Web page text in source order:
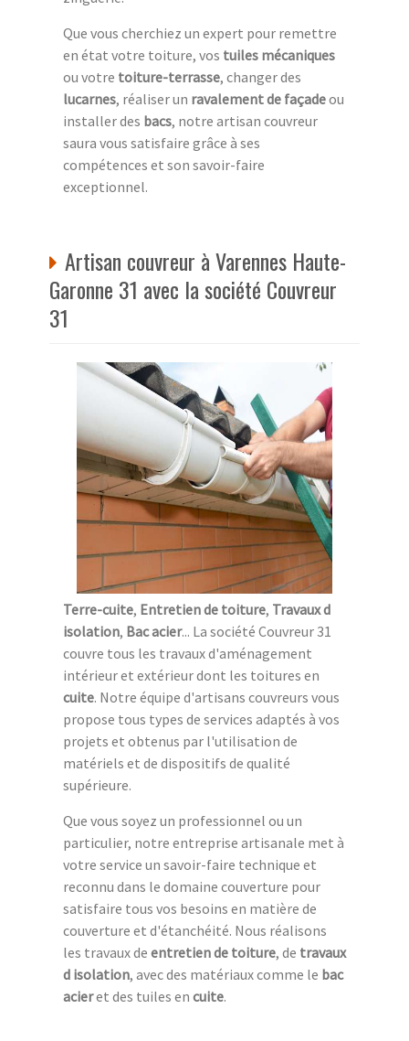
Que vous cherchiez un expert pour remettre
en état votre toiture, vos tuiles mécaniques
ou votre toiture-terrasse, changer des
lucarnes, réaliser un ravalement de façadeou
installer des bacs, notre artisan couvreur
saura vous satisfaire grâce à ses
compétences et son savoir-faire
exceptionnel.
Artisan couvreur à Varennes Haute-
Garonne 31 avec la société Couvreur
31
Terre-cuite, Entretien de toiture, Travaux d
isolation, Bac acier... La société Couvreur 31
couvre tous les travaux d'aménagement
intérieur et extérieur dont les toitures en
cuite. Notre équipe d'artisans couvreurs vous
propose tous types de services adaptés à vos
projets et obtenus par l'utilisation de
matériels et de dispositifs de qualité
supérieure.
Que vous soyez un professionnel ou un
particulier, notre entreprise artisanale met à
votre service un savoir-faire technique et
reconnu dans le domaine couverture pour
satisfaire tous vos besoins en matière de
couverture et d'étanchéité. Nous réalisons
les travaux de entretien de toiture, de travaux
d isolation, avec des matériaux comme le bac
acieret des tuiles en cuite.